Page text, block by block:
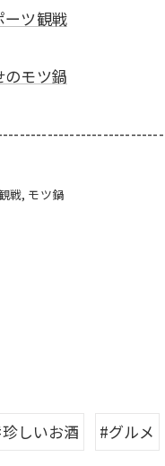
ーツ観戦
のモツ鍋
戦 モツ鍋
しいお酒 #グルメ